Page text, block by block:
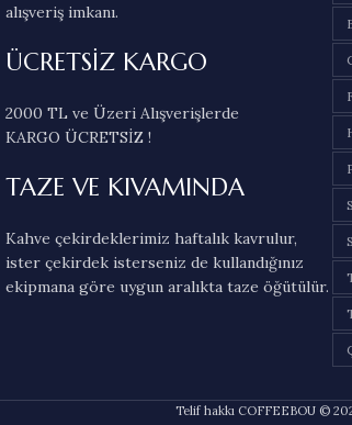
alışveriş imkanı.
ÜCRETSİZ KARGO
2000 TL ve Üzeri Alışverişlerde
KARGO ÜCRETSİZ !
TAZE VE KIVAMINDA
Kahve çekirdeklerimiz haftalık kavrulur,
ister çekirdek isterseniz de kullandığınız
ekipmana göre uygun aralıkta taze öğütülür.
Telif hakkı COFFEEBOU ©